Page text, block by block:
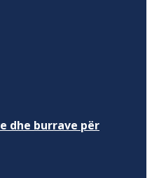
dhe burrave për